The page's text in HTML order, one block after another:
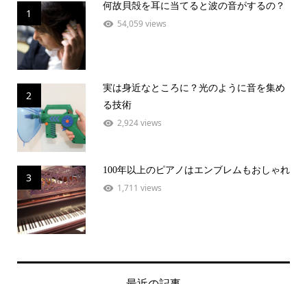
1
何故貝殻を耳に当てると波の音がするの？
54,059 views
2
実は身近なところに？光のように音を集め
る技術
2,924 views
3
100年以上のピアノはエンブレムもおしゃれ
1,711 views